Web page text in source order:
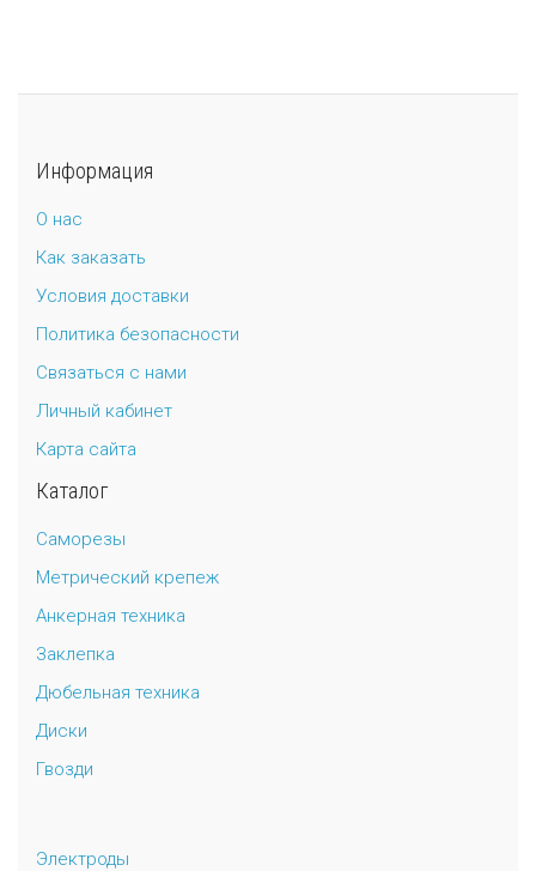
Информация
О нас
Как заказать
Условия доставки
Политика безопасности
Связаться с нами
Личный кабинет
Карта сайта
Каталог
Саморезы
Метрический крепеж
Анкерная техника
Заклепка
Дюбельная техника
Диски
Гвозди
Электроды